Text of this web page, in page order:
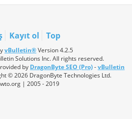
Kayıt ol Top
vBulletin®Version 4.2.5
Solutions Inc. All rights reserved.
by DragonByte SEO (Pro)-vBulletin
© 2026 DragonByte Technologies Ltd.
| 2005 - 2019